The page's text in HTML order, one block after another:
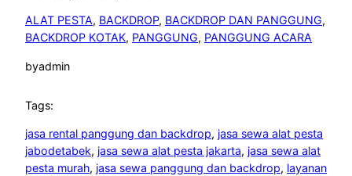
ALAT PESTA, BACKDROP, BACKDROP DAN PANGGUNG
BACKDROP KOTAK, PANGGUNG, PANGGUNG ACARA
byadmin
Tags:
jasa rental panggung dan backdrop, jasa sewa alat pesta
jabodetabek, jasa sewa alat pesta jakarta, jasa sewa alat
pesta murah, jasa sewa panggung dan backdrop, layanan